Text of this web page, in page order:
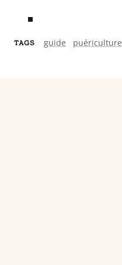
TAGS guide puériculture